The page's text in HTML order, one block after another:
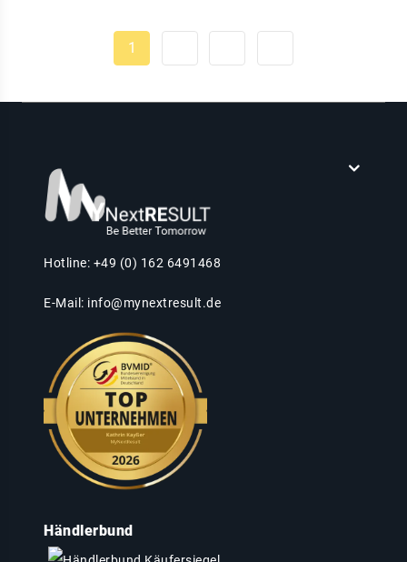
1
Hotline: +49 (0) 162 6491468
E-Mail: info@mynextresult.de
Händlerbund